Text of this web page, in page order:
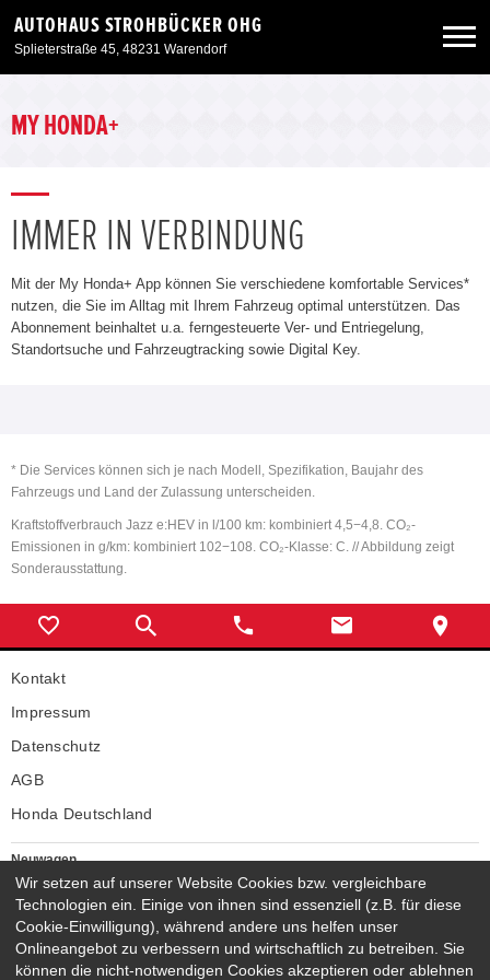
AUTOHAUS STROHBÜCKER OHG
Splieterstraße 45, 48231 Warendorf
Angebote
Service & Zubehör
MY HONDA+
IMMER IN VERBINDUNG
Mit der My Honda+ App können Sie verschiedene komfortable Services*
nutzen, die Sie im Alltag mit Ihrem Fahrzeug optimal unterstützen. Das
Abonnement beinhaltet u.a. ferngesteuerte Ver- und Entriegelung,
Standortsuche und Fahrzeugtracking sowie Digital Key.
* Die Services können sich je nach Modell, Spezifikation, Baujahr des
Fahrzeugs und Land der Zulassung unterscheiden.
Kraftstoffverbrauch Jazz e:HEV in l/100 km: kombiniert 4,5−4,8. CO₂-
Emissionen in g/km: kombiniert 102−108. CO₂-Klasse: C. // Abbildung zeigt
Sonderausstattung.
Kontakt
Impressum
Datenschutz
AGB
Honda Deutschland
Neuwagen
Honda Neuwagen
Gebrauchtwagen
Honda Gebrauchtwagen
Honda Vorführwagen
Wir setzen auf unserer Website Cookies bzw. vergleichbare
Technologien ein. Einige von ihnen sind essenziell (z.B. für diese
Cookie-Einwilligung), während andere uns helfen unser
Onlineangebot zu verbessern und wirtschaftlich zu betreiben. Sie
können die nicht-notwendigen Cookies akzeptieren oder ablehnen